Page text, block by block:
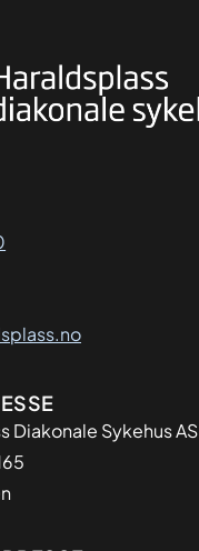
Diakonale Sykehus AS